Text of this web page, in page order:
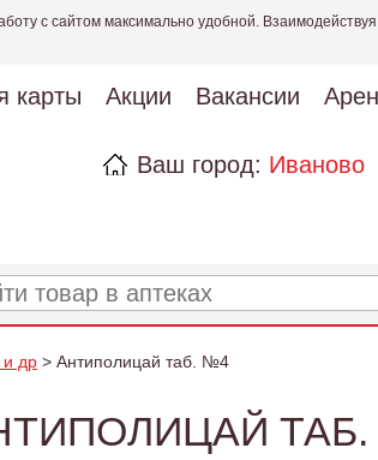
с сайтом максимально удобной.
карты Акции Вакансии
Ваш город: Иваново
и др > Антиполицай таб. №4